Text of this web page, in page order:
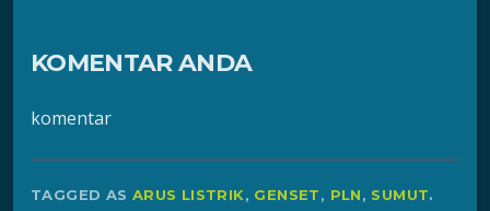
KOMENTAR ANDA
komentar
TAGGED AS ARUS LISTRIK, GENSET, PLN, SUMUT.